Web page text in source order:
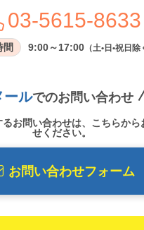
03-5615-8633
間 9:00～17:00 （土•日•祝日除
ールでのお問い合わせ
お問い合わせは、こちらから
せください。
お問い合わせフォーム